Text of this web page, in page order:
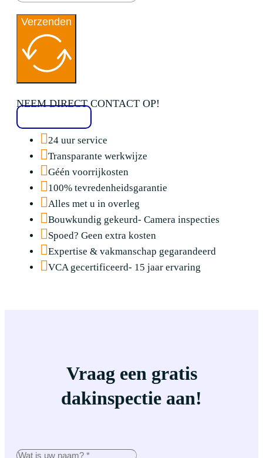
Verzenden
NEEM DIRECT CONTACT OP!
24 uur service
Transparante werkwijze
Géén voorrijkosten
100% tevredenheidsgarantie
Alles met u in overleg
Bouwkundig gekeurd- Camera inspecties
Spoed? Geen extra kosten
Expertise & vakmanschap gegarandeerd
VCA gecertificeerd- 15 jaar ervaring
Vraag een gratis
dakinspectie aan!